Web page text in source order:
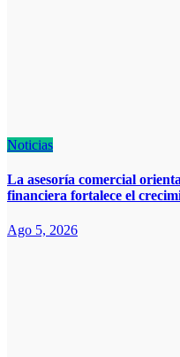
Noticias
La asesoría comercial
financiera fortalece el
Ago 5, 2026